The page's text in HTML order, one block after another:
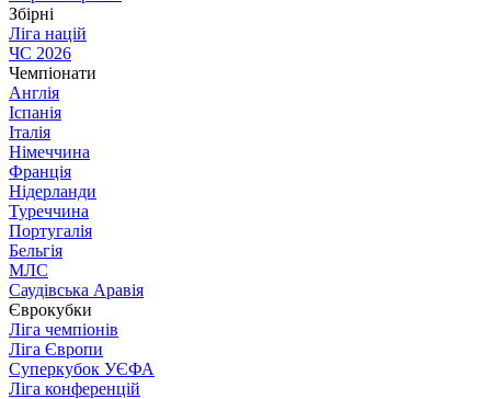
Збірні
Ліга націй
ЧС 2026
Чемпіонати
Англія
Іспанія
Італія
Німеччина
Франція
Нідерланди
Туреччина
Португалія
Бельгія
МЛС
Саудівська Аравія
Єврокубки
Ліга чемпіонів
Ліга Європи
Суперкубок УЄФА
Ліга конференцій